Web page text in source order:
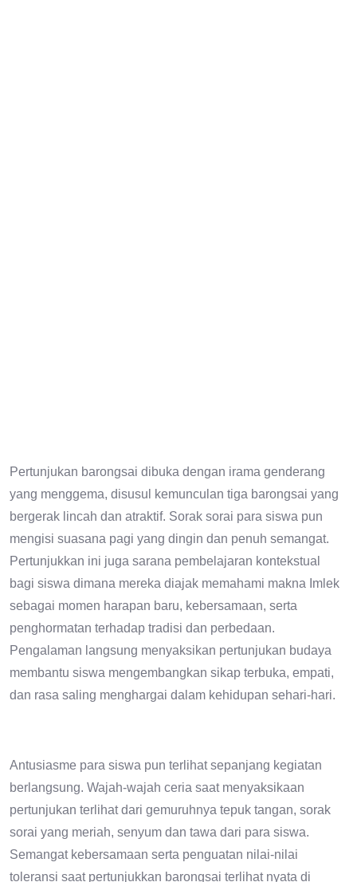
Pertunjukan barongsai dibuka dengan irama genderang
yang menggema, disusul kemunculan tiga barongsai yang
bergerak lincah dan atraktif. Sorak sorai para siswa pun
mengisi suasana pagi yang dingin dan penuh semangat.
Pertunjukkan ini juga sarana pembelajaran kontekstual
bagi siswa dimana mereka diajak memahami makna Imlek
sebagai momen harapan baru, kebersamaan, serta
penghormatan terhadap tradisi dan perbedaan.
Pengalaman langsung menyaksikan pertunjukan budaya
membantu siswa mengembangkan sikap terbuka, empati,
dan rasa saling menghargai dalam kehidupan sehari-hari.
Antusiasme para siswa pun terlihat sepanjang kegiatan
berlangsung. Wajah-wajah ceria saat menyaksikaan
pertunjukan terlihat dari gemuruhnya tepuk tangan, sorak
sorai yang meriah, senyum dan tawa dari para siswa.
Semangat kebersamaan serta penguatan nilai-nilai
toleransi saat pertunjukkan barongsai terlihat nyata di